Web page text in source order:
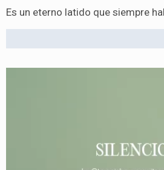
Es un eterno latido que siempre